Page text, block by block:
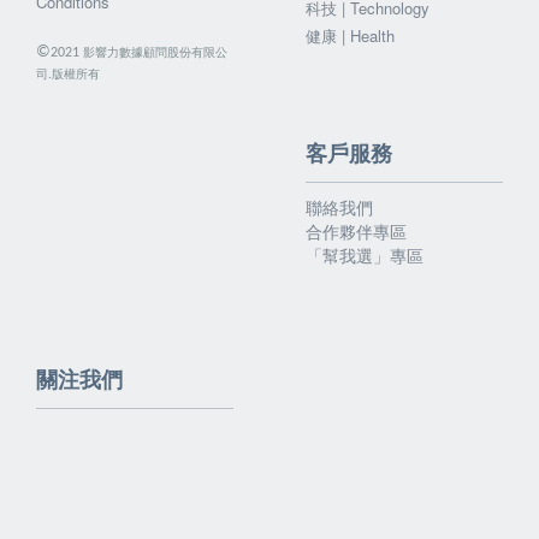
©2021 影響力數據顧問股份有限公
司.版權所有
科技 | Technology
健康 | Health
客戶服務
聯絡我們
合作夥伴專區
「幫我選」專區
關注我們